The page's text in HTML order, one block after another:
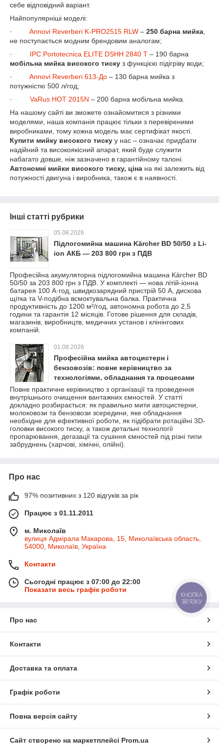
себе відповідний варіант.
Найпопулярніші моделі:
·
Annovi Reverberi K-PRO2515 RLW – 250 барна мийка
не поступається модним брендовим аналогам;
·
IPC Portotecnica ELITE DSHH 2840 T – 190 барна
мобільна мийка високого тиску з функцією підігріву води;
·
Annovi Reverberi 613-До – 130 барна мийка з
потужністю 500 л/год;
·
VaRus HOT 2015N – 200 барна мобільна мийка.
На нашому сайті ви зможете ознайомитися з різними
моделями, наша компанія працює тільки з перевіреними
виробниками, тому кожна модель має сертифікат якості.
Купити мийку високого тиску у нас – означає придбати
надійний та високоякісний апарат, який буде служити
набагато довше, ніж зазначено в гарантійному талоні.
Автономні мийки високого тиску, ціна на які залежить від
потужності двигуна і виробника, також є в наявності.
Інші статті рубрики
05.08.2026
Підлогомийна машина Kärcher BD 50/50 з Li-
ion АКБ — 203 800 грн з ПДВ
Професійна акумуляторна підлогомийна машина Kärcher BD
50/50 за 203 800 грн з ПДВ. У комплекті — нова літій-іонна
батарея 100 А·год, швидкозарядний пристрій 50 А, дискова
щітка та V-подібна всмоктувальна балка. Практична
продуктивність до 1200 м²/год, автономна робота до 2,5
години та гарантія 12 місяців. Готове рішення для складів,
магазинів, виробництв, медичних установ і клінінгових
компаній.
01.08.2026
Професійна мийка автоцистерн і
бензовозів: повне керівництво за
технологіями, обладнання та процесами
очищення
Повне практичне керівництво з організації та проведення
внутрішнього очищення вантажних ємностей. У статті
докладно розбирається: як правильно мити автоцистерни,
молоковози та бензовози зсередини, яке обладнання
необхідне для ефективної роботи, як підібрати ротаційні 3D-
головки високого тиску, а також детальні технології
пропарювання, дегазації та сушіння ємностей під різні типи
забруднень (харчові, хімічні, олійні).
Про нас
97% позитивних з 120 відгуків за рік
Працює з 01.11.2011
м. Миколаїв
вулиця Адмірала Макарова, 15, Миколаївська область,
54000, Миколаїв, Україна
Контакти
Сьогодні працює з 07:00 до 22:00
Показати весь графік роботи
Про нас
Контакти
Доставка та оплата
Графік роботи
Повна версія сайту
Сайт створено на маркетплейсі Prom.ua
КНОПКА
ЗВ'ЯЗКУ